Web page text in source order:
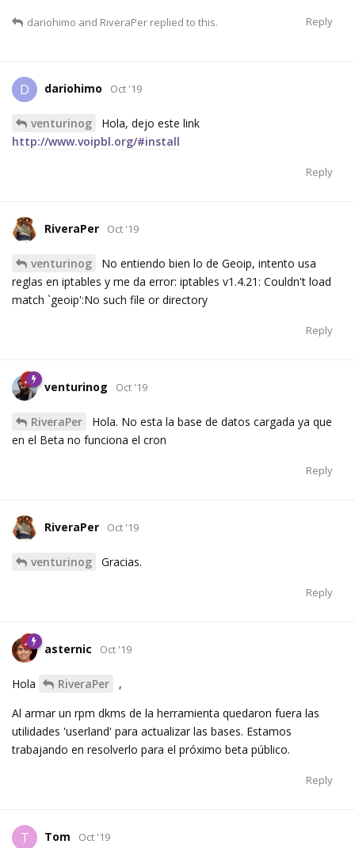
Reply
dariohimo and RiveraPer replied to this.
D dariohimo Oct '19
venturinog
Hola, dejo este link
http://www.voipbl.org/#install
Reply
RiveraPer Oct '19
venturinog
No entiendo bien lo de Geoip, intento usa
reglas en iptables y me da error: iptables v1.4.21: Couldn't load
match `geoip':No such file or directory
Reply
venturinog Oct '19
RiveraPer
Hola. No esta la base de datos cargada ya que
en el Beta no funciona el cron
Reply
RiveraPer Oct '19
venturinog Gracias.
Reply
asternic Oct '19
Hola RiveraPer
,
Al armar un rpm dkms de la herramienta quedaron fuera las
utilidades 'userland' para actualizar las bases. Estamos
trabajando en resolverlo para el próximo beta público.
Reply
T Tom Oct '19